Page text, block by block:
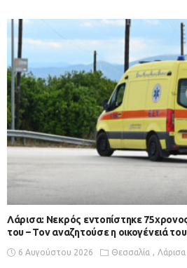
Λάρισα: Νεκρός εντοπίστηκε
του – Toν αναζητούσε η οικογένειά του
6 Αυγούστου 2026 Θεσσαλία Λάρισα